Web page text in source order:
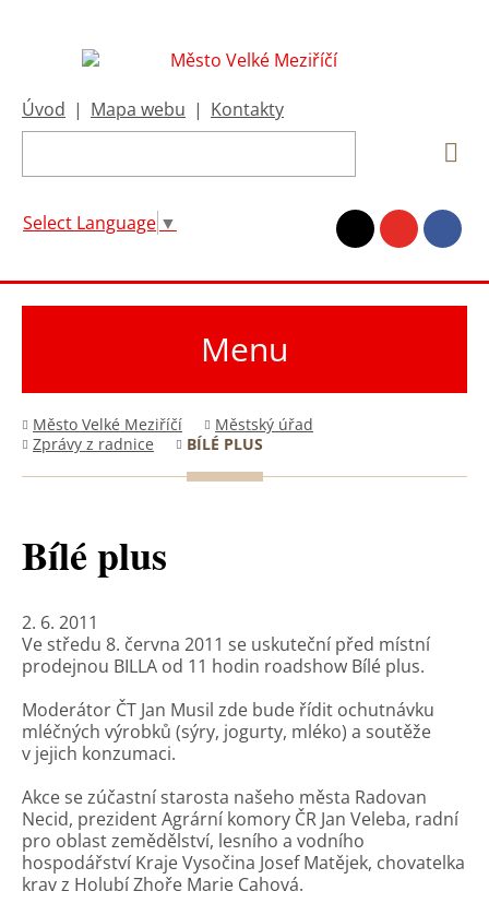
Úvod | Mapa webu | Kontakty
Select Language ▼
Menu
Město Velké Meziříčí
Městský úřad
Zprávy z radnice
BÍLÉ PLUS
Bílé plus
2. 6. 2011
Ve středu 8. června 2011 se uskuteční před místní
prodejnou BILLA od 11 hodin roadshow Bílé plus.
Moderátor ČT Jan Musil zde bude řídit ochutnávku
mléčných výrobků (sýry, jogurty, mléko) a soutěže
v jejich konzumaci.
Akce se zúčastní starosta našeho města Radovan
Necid, prezident Agrární komory ČR Jan Veleba, radní
pro oblast zemědělství, lesního a vodního
hospodářství Kraje Vysočina Josef Matějek, chovatelka
krav z Holubí Zhoře Marie Cahová.